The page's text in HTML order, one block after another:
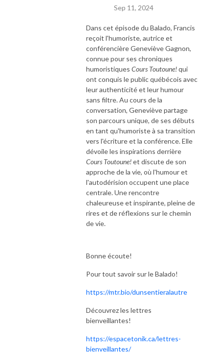
Sep 11, 2024
Dans cet épisode du Balado, Francis
reçoit l'humoriste, autrice et
conférencière Geneviève Gagnon,
connue pour ses chroniques
humoristiques Cours Toutoune!qui
ont conquis le public québécois avec
leur authenticité et leur humour
sans filtre. Au cours de la
conversation, Geneviève partage
son parcours unique, de ses débuts
en tant qu'humoriste à sa transition
vers l'écriture et la conférence. Elle
dévoile les inspirations derrière
Cours Toutoune!et discute de son
approche de la vie, où l'humour et
l'autodérision occupent une place
centrale. Une rencontre
chaleureuse et inspirante, pleine de
rires et de réflexions sur le chemin
de vie.
Bonne écoute!
Pour tout savoir sur le Balado!
https://mtr.bio/dunsentieralautre
Découvrez les lettres
bienveillantes!
https://espacetonik.ca/lettres-
bienveillantes/